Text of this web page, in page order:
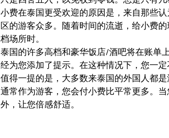
小费在泰国更受欢迎的原因是，来自那些
区的游客众多。随着时间的流逝，给小费
档场所时。
泰国的许多高档和豪华饭店/酒吧将在账单
经为您添加了提示。在这种情况下，您一定
值得一提的是，大多数来泰国的外国人都是
通常作为游客，您会付小费比平常更多。
外，让您倍感舒适。